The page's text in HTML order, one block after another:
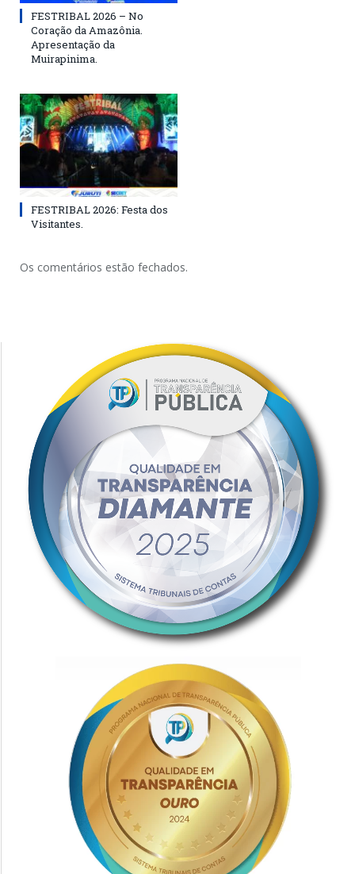
FESTRIBAL 2026 – No
Coração da Amazônia.
Apresentação da
Muirapinima.
FESTRIBAL 2026: Festa dos
Visitantes.
Os comentários estão fechados.